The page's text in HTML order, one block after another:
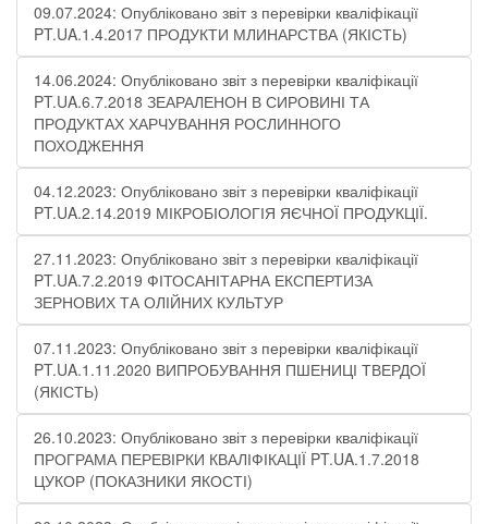
09.07.2024: Опубліковано звіт з перевірки кваліфікації
PT.UA.1.4.2017 ПРОДУКТИ МЛИНАРСТВА (ЯКІСТЬ)
14.06.2024: Опубліковано звіт з перевірки кваліфікації
PT.UA.6.7.2018 ЗЕАРАЛЕНОН В СИРОВИНІ ТА
ПРОДУКТАХ ХАРЧУВАННЯ РОСЛИННОГО
ПОХОДЖЕННЯ
04.12.2023: Опубліковано звіт з перевірки кваліфікації
PT.UA.2.14.2019 МІКРОБІОЛОГІЯ ЯЄЧНОЇ ПРОДУКЦІЇ​.
27.11.2023: Опубліковано звіт з перевірки кваліфікації
PT.UA.7.2.2019 ФІТОСАНІТАРНА ЕКСПЕРТИЗА
ЗЕРНОВИХ ТА ОЛІЙНИХ КУЛЬТУР
07.11.2023: Опубліковано звіт з перевірки кваліфікації
PT.UA.1.11.2020 ВИПРОБУВАННЯ ПШЕНИЦІ ТВЕРДОЇ
(ЯКІСТЬ)
26.10.2023: Опубліковано звіт з перевірки кваліфікації
ПРОГРАМА ПЕРЕВІРКИ КВАЛІФІКАЦІЇ PT.UA.1.7.2018
ЦУКОР (ПОКАЗНИКИ ЯКОСТІ)​